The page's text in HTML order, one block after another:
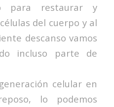
para restaurar y
del cuerpo y al
descanso vamos
incluso parte de
celular en
lo podemos